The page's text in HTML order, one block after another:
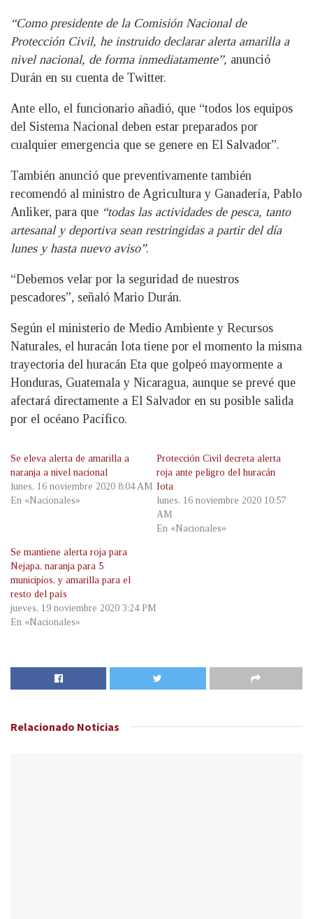
“Como presidente de la Comisión Nacional de
Protección Civil, he instruido declarar alerta amarilla a
nivel nacional, de forma inmediatamente”, anunció
Durán en su cuenta de Twitter.
Ante ello, el funcionario añadió, que “todos los equipos
del Sistema Nacional deben estar preparados por
cualquier emergencia que se genere en El Salvador”.
También anunció que preventivamente también
recomendó al ministro de Agricultura y Ganadería, Pablo
Anliker, para que “todas las actividades de pesca, tanto
artesanal y deportiva sean restringidas a partir del día
lunes y hasta nuevo aviso”.
“Debemos velar por la seguridad de nuestros
pescadores”, señaló Mario Durán.
Según el ministerio de Medio Ambiente y Recursos
Naturales, el huracán Iota tiene por el momento la misma
trayectoria del huracán Eta que golpeó mayormente a
Honduras, Guatemala y Nicaragua, aunque se prevé que
afectará directamente a El Salvador en su posible salida
por el océano Pacífico.
Se eleva alerta de amarilla a
naranja a nivel nacional
lunes, 16 noviembre 2020 8:04 AM
En «Nacionales»
Protección Civil decreta alerta
roja ante peligro del huracán
Iota
lunes, 16 noviembre 2020 10:57
AM
En «Nacionales»
Se mantiene alerta roja para
Nejapa, naranja para 5
municipios, y amarilla para el
resto del país
jueves, 19 noviembre 2020 3:24 PM
En «Nacionales»
Relacionado Noticias